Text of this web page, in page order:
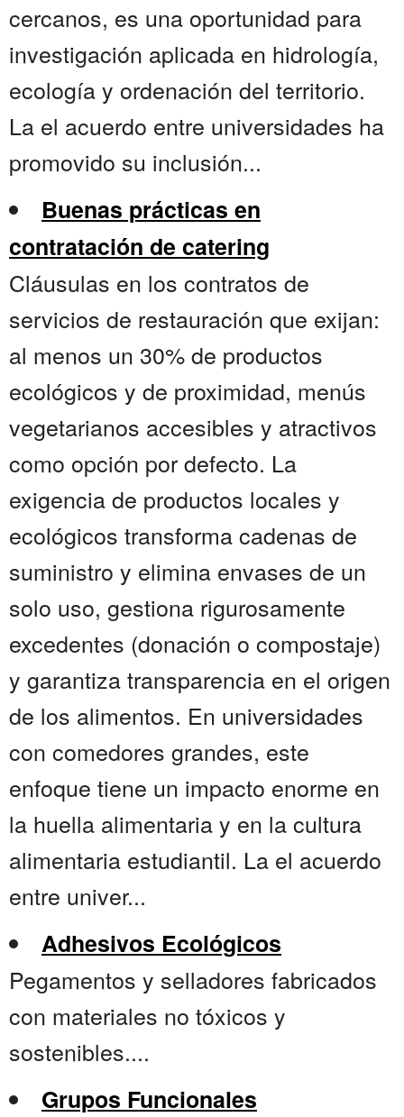
cercanos, es una oportunidad para
investigación aplicada en hidrología,
ecología y ordenación del territorio.
La el acuerdo entre universidades ha
promovido su inclusión...
Buenas prácticas en
contratación de catering
Cláusulas en los contratos de
servicios de restauración que exijan:
al menos un 30% de productos
ecológicos y de proximidad, menús
vegetarianos accesibles y atractivos
como opción por defecto. La
exigencia de productos locales y
ecológicos transforma cadenas de
suministro y elimina envases de un
solo uso, gestiona rigurosamente
excedentes (donación o compostaje)
y garantiza transparencia en el origen
de los alimentos. En universidades
con comedores grandes, este
enfoque tiene un impacto enorme en
la huella alimentaria y en la cultura
alimentaria estudiantil. La el acuerdo
entre univer...
Adhesivos Ecológicos
Pegamentos y selladores fabricados
con materiales no tóxicos y
sostenibles....
Grupos Funcionales